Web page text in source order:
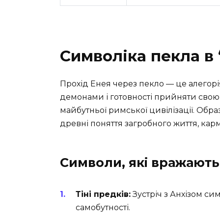
Символіка пекла в
Прохід Енея через пекло — це
демонами і готовності прийняти
майбутньої римської цивілізації.
древні поняття загробного життя,
Символи, які вражають
Тіні предків:Зустріч з Анхізом
самобутності.